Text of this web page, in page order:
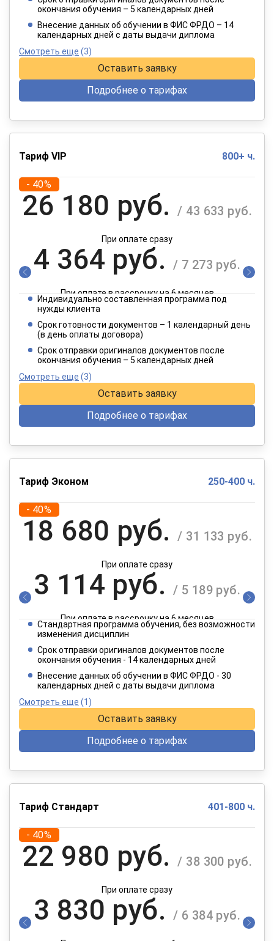
При оплате в рассрочку на 12 месяцев
окончания обучения – 5 календарных дней
Внесение данных об обучении в ФИС ФРДО – 14
календарных дней с даты выдачи диплома
Смотреть еще (3)
Оставить заявку
Подробнее о тарифах
Тариф VIP 800+ ч.
- 40%
26 180 руб. / 43 633 руб.
При оплате сразу
4 364 руб. / 7 273 руб.
При оплате в рассрочку на 6 месяцев
2 182 руб. / 3 637 руб.
При оплате в рассрочку на 12 месяцев
Индивидуально составленная программа под
нужды клиента
Срок готовности документов – 1 календарный день
(в день оплаты договора)
Срок отправки оригиналов документов после
окончания обучения – 5 календарных дней
Смотреть еще (3)
Оставить заявку
Подробнее о тарифах
Тариф Эконом 250-400 ч.
- 40%
18 680 руб. / 31 133 руб.
При оплате сразу
3 114 руб. / 5 189 руб.
При оплате в рассрочку на 6 месяцев
1 557 руб.
При оплате в рассрочку на 12 месяцев
Стандартная программа обучения, без возможности
изменения дисциплин
Срок отправки оригиналов документов после
окончания обучения - 14 календарных дней
Внесение данных об обучении в ФИС ФРДО - 30
календарных дней с даты выдачи диплома
Смотреть еще (1)
Оставить заявку
Подробнее о тарифах
Тариф Стандарт 401-800 ч.
- 40%
22 980 руб. / 38 300 руб.
При оплате сразу
3 830 руб. / 6 384 руб.